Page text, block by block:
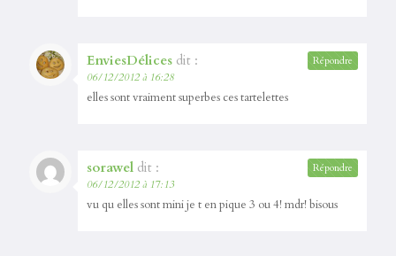
EnviesDélices dit :
06/12/2012 à 16:28
elles sont vraiment superbes ces tartelettes
Répondre
sorawel dit :
06/12/2012 à 17:13
vu qu elles sont mini je t en pique 3 ou 4! mdr! bisous
Répondre